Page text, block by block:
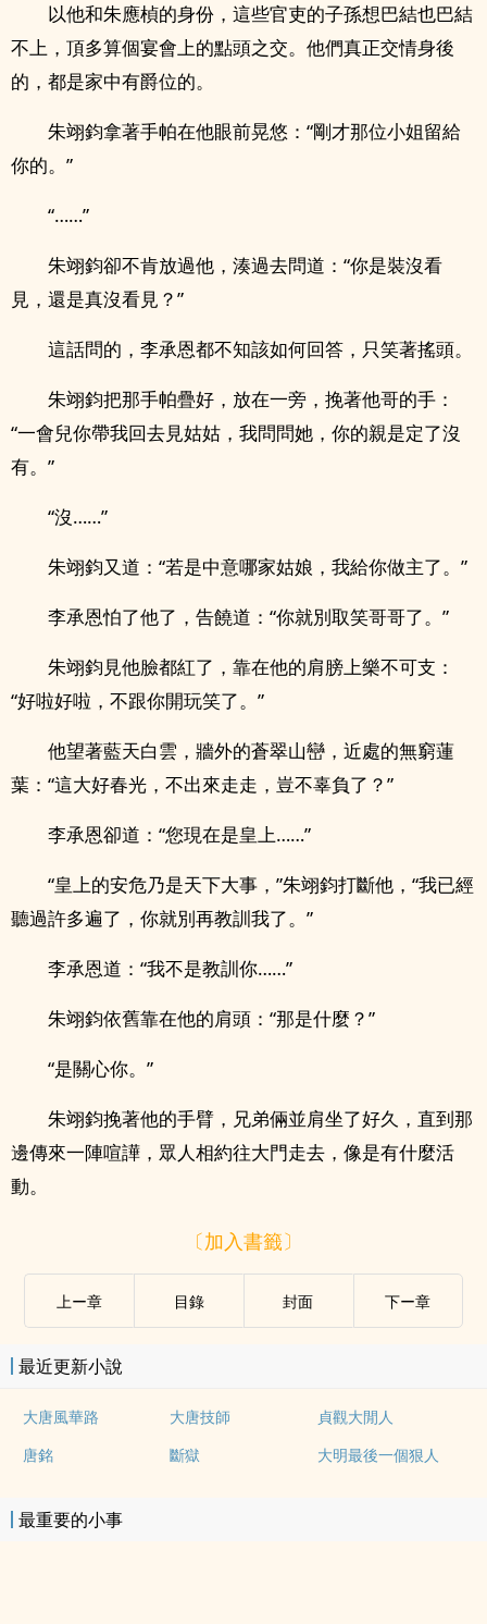
以他和朱應楨的身份，這些官吏的子孫想巴結也巴結
不上，頂多算個宴會上的點頭之交。他們真正交情身後
的，都是家中有爵位的。
朱翊鈞拿著手帕在他眼前晃悠：“剛才那位小姐留給
你的。”
“……”
朱翊鈞卻不肯放過他，湊過去問道：“你是裝沒看
見，還是真沒看見？”
這話問的，李承恩都不知該如何回答，只笑著搖頭。
朱翊鈞把那手帕疊好，放在一旁，挽著他哥的手：
“一會兒你帶我回去見姑姑，我問問她，你的親是定了沒
有。”
“沒……”
朱翊鈞又道：“若是中意哪家姑娘，我給你做主了。”
李承恩怕了他了，告饒道：“你就別取笑哥哥了。”
朱翊鈞見他臉都紅了，靠在他的肩膀上樂不可支：
“好啦好啦，不跟你開玩笑了。”
他望著藍天白雲，牆外的蒼翠山巒，近處的無窮蓮
葉：“這大好春光，不出來走走，豈不辜負了？”
李承恩卻道：“您現在是皇上……”
“皇上的安危乃是天下大事，”朱翊鈞打斷他，“我已經
聽過許多遍了，你就別再教訓我了。”
李承恩道：“我不是教訓你……”
朱翊鈞依舊靠在他的肩頭：“那是什麼？”
“是關心你。”
朱翊鈞挽著他的手臂，兄弟倆並肩坐了好久，直到那
邊傳來一陣喧譁，眾人相約往大門走去，像是有什麼活
動。
〔加入書籤〕
上ー章 目錄 封面 下ー章
最近更新小說
大唐風華路 大唐技師
貞觀大閒人
唐銘
斷獄 大明最後一個狠人
最重要的小事